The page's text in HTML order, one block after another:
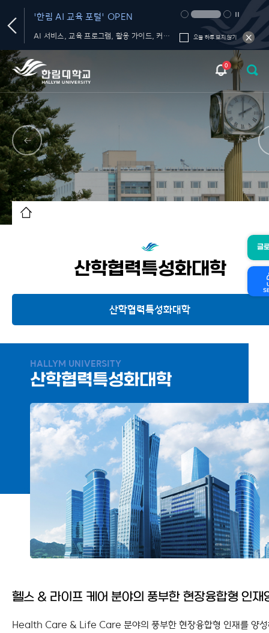
'한림 AI 교육 포털' OPEN
AI 서비스, 교육 프로그램, 활용 가이드, 커뮤니티를 한 곳에서!
생성형 AI 올인원
서비스' OPEN
오늘 하루 보지 않기
0
글
산학협력특성화대학
산학협력특성화대학
건강돌봄디자인 전공
HALLYM UNIVERSITY
산학협력특성화대학
헬스 & 라이프 케어 분야의 풍부한 현장융합형 인재
Health Care & Life Care 분야의 풍부한 현장융합형 인재를 양성